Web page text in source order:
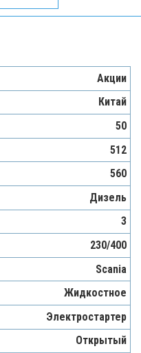
Акции
Китай
50
512
560
Дизель
3
230/400
Scania
Жидкостное
Электростартер
Открытый